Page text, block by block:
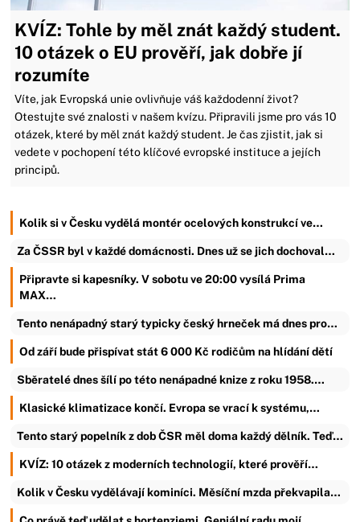
KVÍZ: Tohle by měl znát každý student.
10 otázek o EU prověří, jak dobře jí
rozumíte
Víte, jak Evropská unie ovlivňuje váš každodenní život?
Otestujte své znalosti v našem kvízu. Připravili jsme pro vás 10
otázek, které by měl znát každý student. Je čas zjistit, jak si
vedete v pochopení této klíčové evropské instituce a jejích
principů.
Kolik si v Česku vydělá montér ocelových konstrukcí ve…
Za ČSSR byl v každé domácnosti. Dnes už se jich dochoval…
Připravte si kapesníky. V sobotu ve 20:00 vysílá Prima
MAX…
Tento nenápadný starý typicky český hrneček má dnes pro…
Od září bude přispívat stát 6 000 Kč rodičům na hlídání dětí
Sběratelé dnes šílí po této nenápadné knize z roku 1958.…
Klasické klimatizace končí. Evropa se vrací k systému,…
Tento starý popelník z dob ČSR měl doma každý dělník. Teď…
KVÍZ: 10 otázek z moderních technologií, které prověří…
Kolik v Česku vydělávají kominíci. Měsíční mzda překvapila…